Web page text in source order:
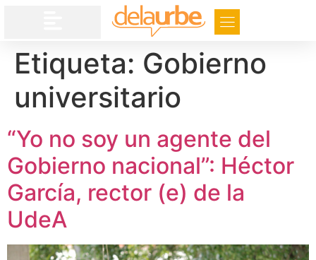
Etiqueta: Gobierno
universitario
“Yo no soy un agente del
Gobierno nacional”: Héctor
García, rector (e) de la
UdeA